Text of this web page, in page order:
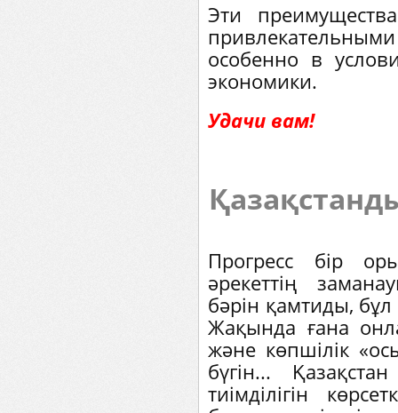
Эти
особенно в
экономики.
Удачи вам!
Прогресс бір
әрекеттің
бәрін қамтиды, бұл
Жақында ғана
және көпшілік
бүгін...
тиімділігін